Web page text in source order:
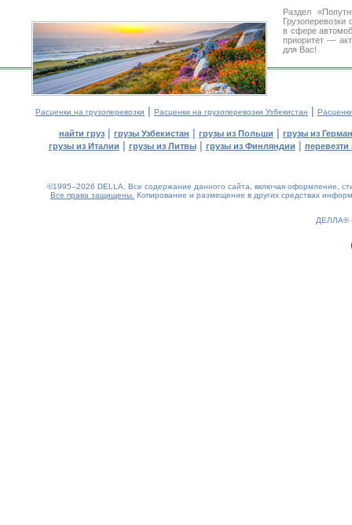
Раздел
в сфере
приоритет —
для Вас!
Расценки на грузоперевозки | Расценки на грузоперевозки Узбекистан |
найти груз | грузы Узбекистан | грузы из Польши | грузы из
грузы из Италии | грузы из Литвы| грузы из Финляндии | перевезти
©1995–2026 DELLA. Все содержание данного сайта, включая оформление,
Все права защищены. Копирование и размещение в других средствах